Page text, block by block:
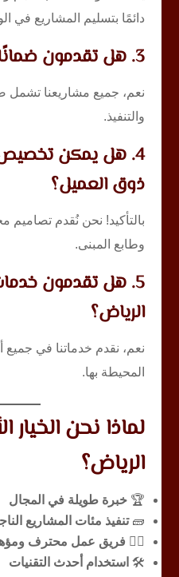
دائمًا بتسليم المشاريع في
3. هل تقدمون ضمانًا على العمل؟
نعم، جميع مشاريعنا تشمل
والتنفيذ.
4. هل يمكن
ذوق العميل؟
بالتأكيد! نحن نُقدم
وطابع المبنى.
5. هل تقدمون
الرياض؟
نعم، نقدم خدماتنا في جميع
المحيطة بها.
لماذا نحن
الرياض؟
🏆 خبرة طويلة في المجال
🧱تنفيذ مئات المشاريع
👷‍♂️ فريق عمل محترف
🛠️ استخدام أحدث التقنيات